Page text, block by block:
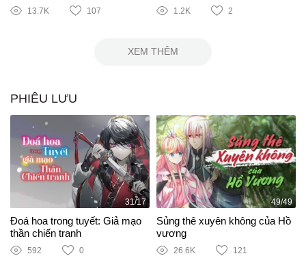
13.7K 107 1.2K 2
XEM THÊM
PHIÊU LƯU
31/17
Đoá hoa trong tuyết: Giả mạo
thần chiến tranh
592 0
49/49
Sủng thê xuyên không của Hồ
vương
26.6K 121